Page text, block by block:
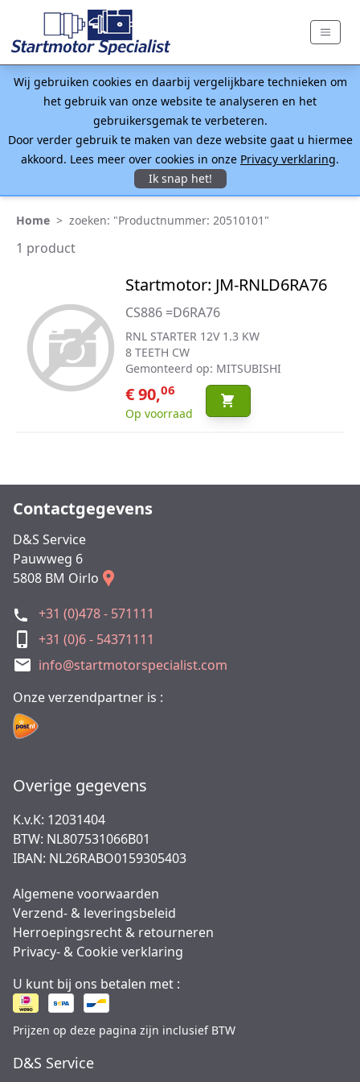
Wij gebruiken cookies en daarbij vergelijkbare technieken om
het gebruik van onze website te analyseren en het
gebruikersgemak te verbeteren.
Door verder gebruik te maken van deze website gaat u hiermee
akkoord. Lees meer over cookies in onze Privacy verklaring.
Ik snap het!
Home > zoeken: "Productnummer: 20510101"
1 product
Startmotor: JM-RNLD6RA76
CS886 =D6RA76
RNL STARTER 12V 1.3 KW
8 TEETH CW
Gemonteerd op: MITSUBISHI
€ 90,06
Op voorraad
Contactgegevens
D&S Service
Pauwweg 6
5808 BM Oirlo
+31 (0)478 - 571111
+31 (0)6 - 54371111
info@startmotorspecialist.com
Onze verzendpartner is :
Overige gegevens
K.v.K: 12031404
BTW: NL807531066B01
IBAN: NL26RABO0159305403
Algemene voorwaarden
Verzend- & leveringsbeleid
Herroepingsrecht & retourneren
Privacy- & Cookie verklaring
U kunt bij ons betalen met :
Prijzen op deze pagina zijn inclusief BTW
D&S Service